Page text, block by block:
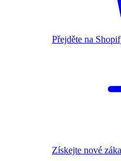
Přejděte na
Získejte nové